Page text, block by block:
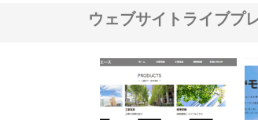
ウェブサイトライブプ